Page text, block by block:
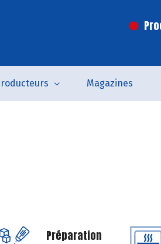
Magazines
Préparation